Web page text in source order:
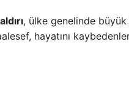
, ülke genelinde
hayatını